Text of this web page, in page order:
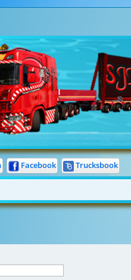
Facebook Trucksbook